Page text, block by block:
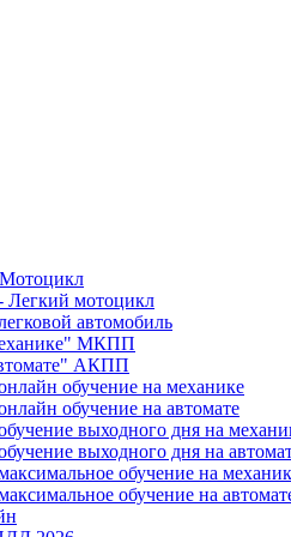
Легкий мотоцикл
автомобиль
МКПП
АКПП
обучение на механике
обучение на автомате
выходного дня на
выходного дня на
обучение на
обучение на